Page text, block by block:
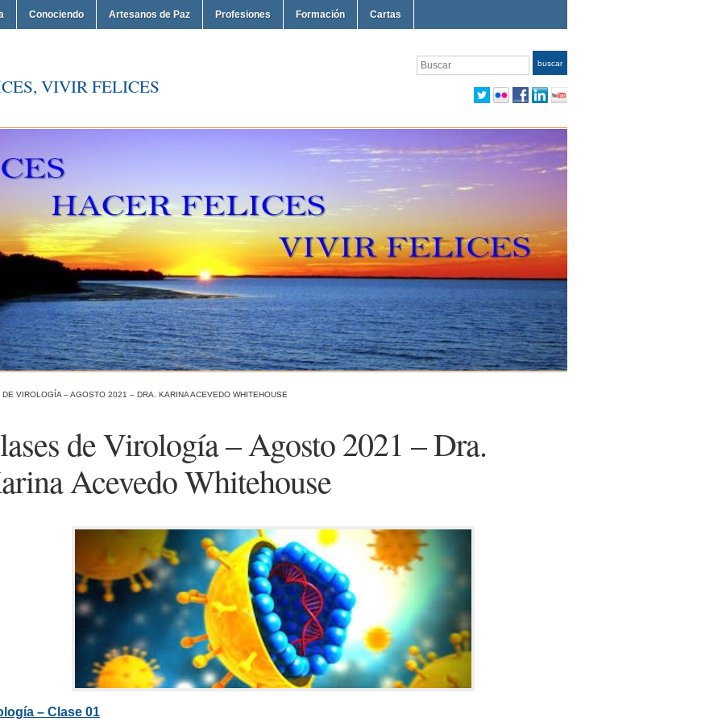
Conociendo Artesanos de Paz Profesiones Formación Cartas
VIVIR FELICES
Buscar buscar
VIROLOGÍA – AGOSTO 2021 – DRA. KARINA ACEVEDO WHITEHOUSE
de Virología – Agosto 2021 – Dra.
Acevedo Whitehouse
– Clase 01